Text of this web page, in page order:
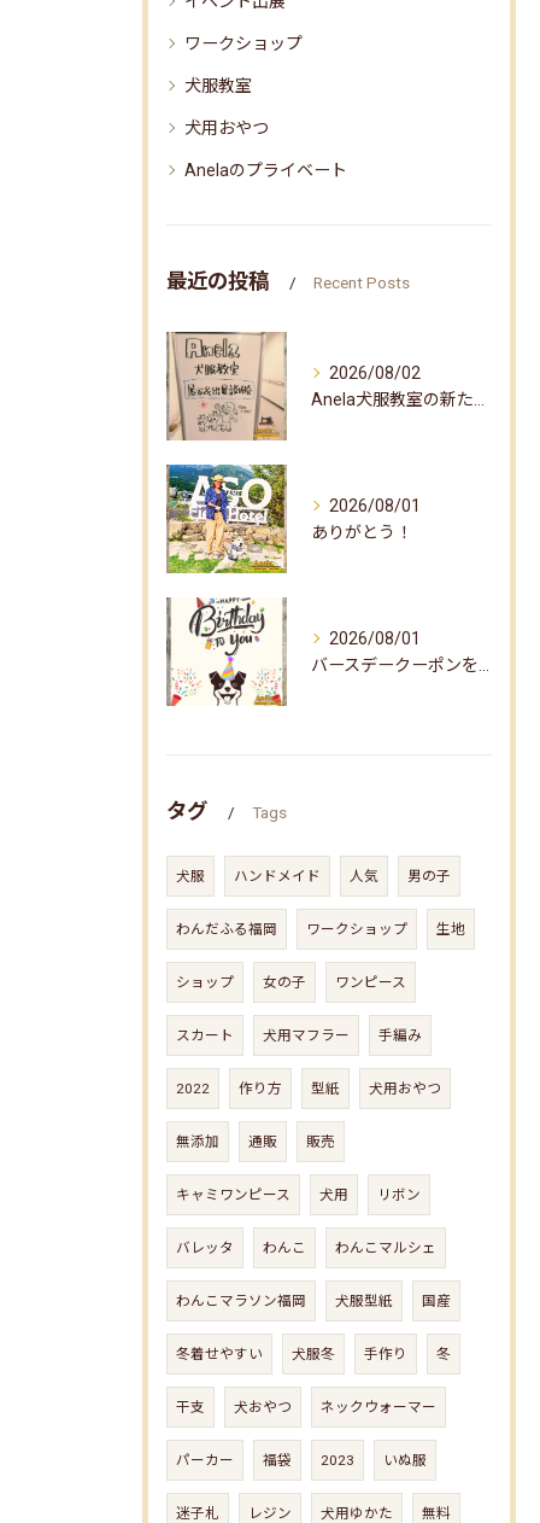
ワークショップ
犬服教室
犬用おやつ
Anelaのプライベート
最近の投稿 Recent Posts
2026/08/02
2026/08/01
ありがとう！
2026/08/01
タグ Tags
犬服 ハンドメイド 人気 男の子
わんだふる福岡 ワークショップ 生地
ショップ 女の子 ワンピース
スカート 犬用マフラー 手編み
2022 作り方 型紙 犬用おやつ
無添加 通販 販売
キャミワンピース 犬用 リボン
バレッタ わんこ わんこマルシェ
わんこマラソン福岡 犬服型紙 国産
冬着せやすい 犬服冬 手作り 冬
干支 犬おやつ ネックウォーマー
パーカー 福袋 2023 いぬ服
迷子札 レジン 犬用ゆかた 無料